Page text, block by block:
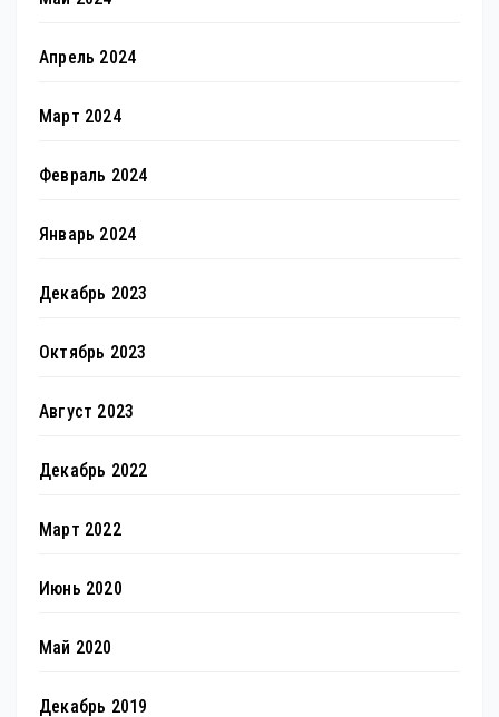
Апрель 2024
Март 2024
Февраль 2024
Январь 2024
Декабрь 2023
Октябрь 2023
Август 2023
Декабрь 2022
Март 2022
Июнь 2020
Май 2020
Декабрь 2019